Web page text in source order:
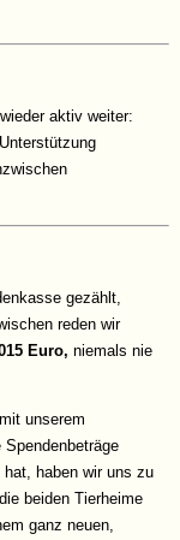
aktiv weiter:
gezählt,
reden wir
Euro,niemals nie
unserem
haben wir uns zu
beiden Tierheime
ganz neuen,